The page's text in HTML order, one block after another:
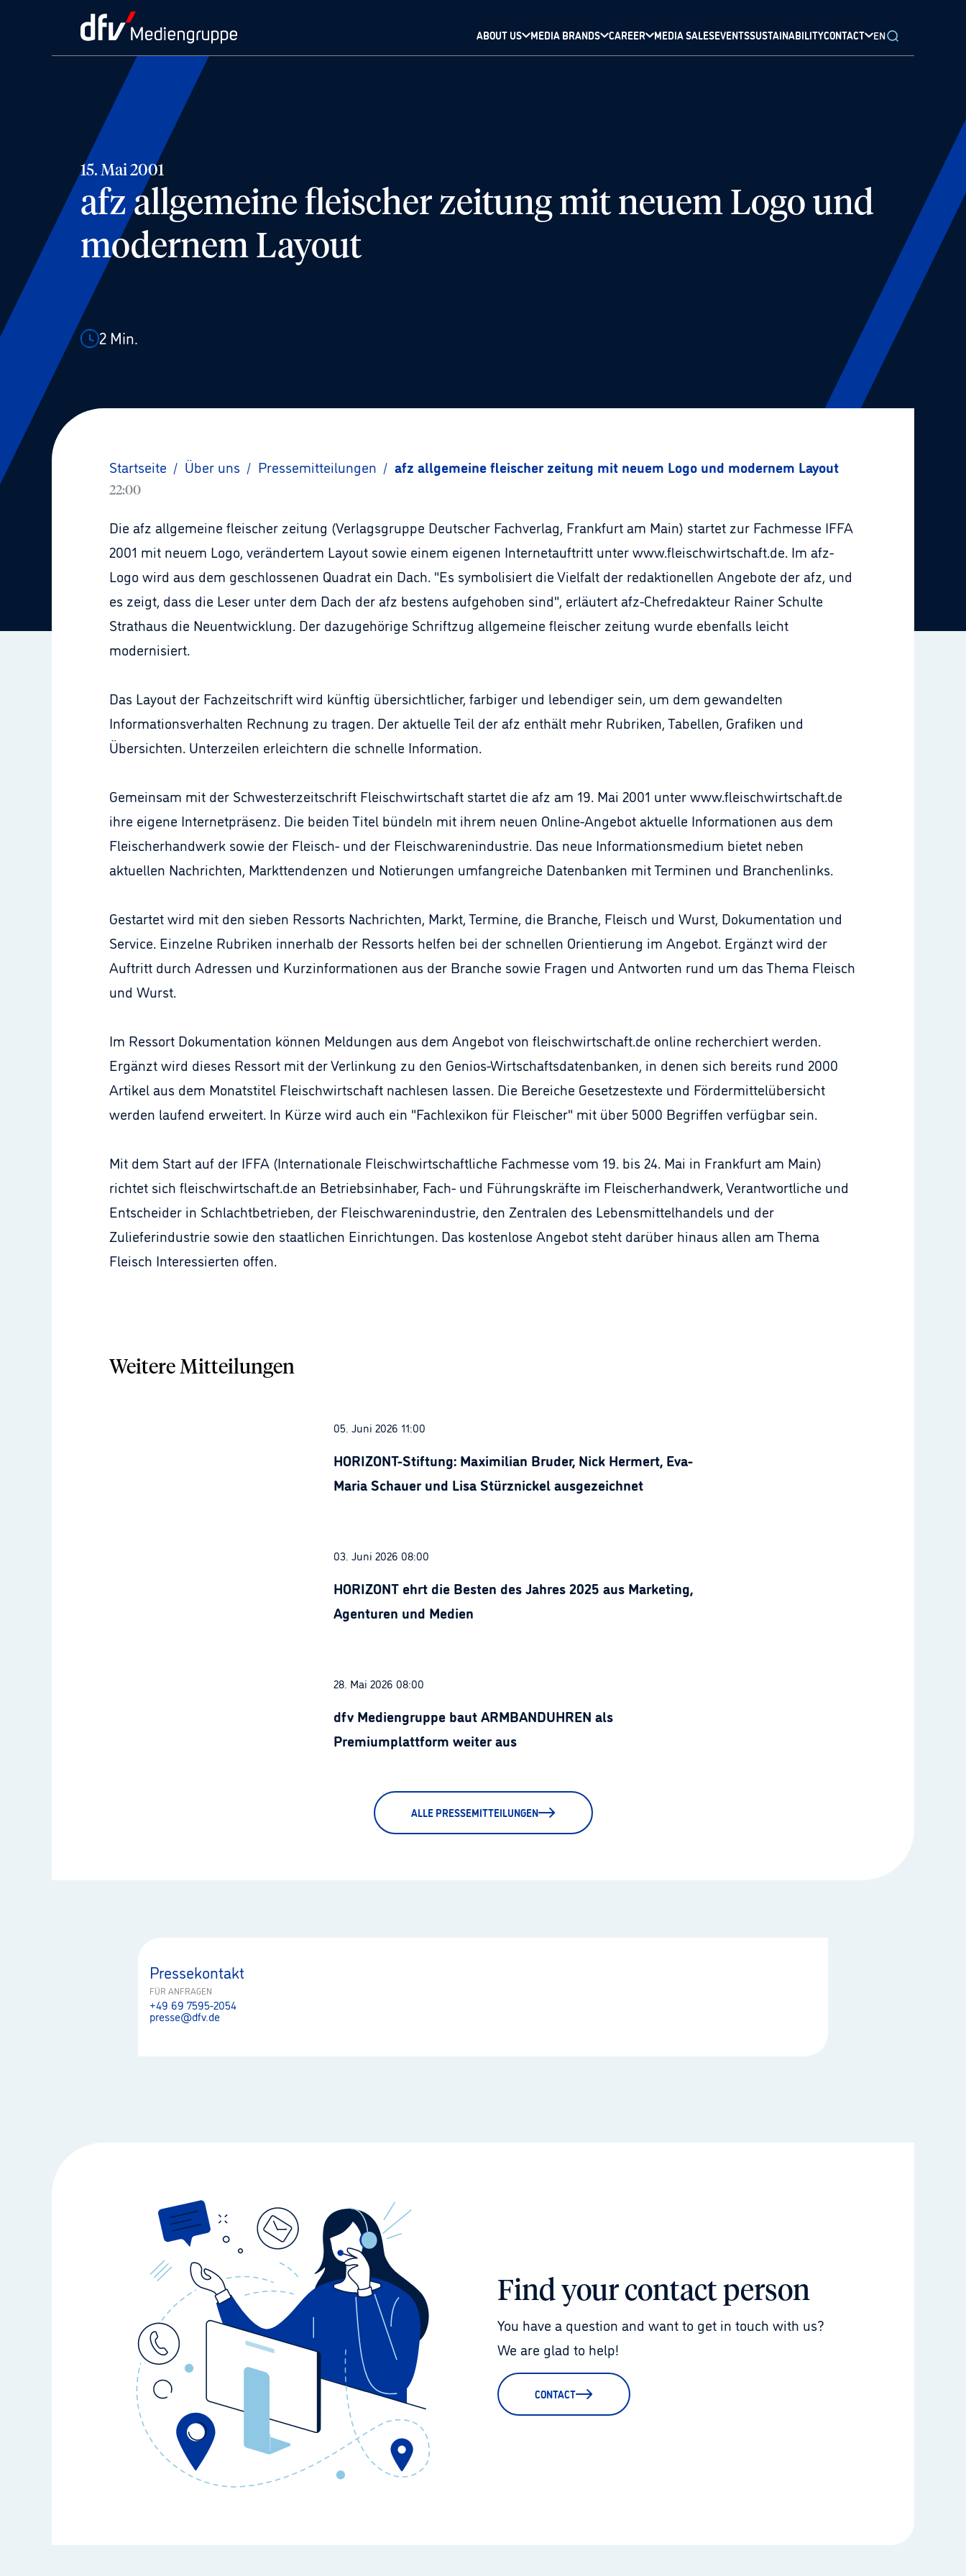
ABOUT US MEDIA BRANDS CAREER MEDIA SALESEVENTSSUSTAINABILITYCONTACT EN
15. Mai 2001
afz allgemeine fleischer zeitung mit neuem Logo und
modernem Layout
2 Min.
Startseite / Über uns / Pressemitteilungen / afz allgemeine fleischer zeitung mit neuem Logo und modernem Layout
22:00
Die afz allgemeine fleischer zeitung (Verlagsgruppe Deutscher Fachverlag, Frankfurt am Main) startet zur Fachmesse IFFA
2001 mit neuem Logo, verändertem Layout sowie einem eigenen Internetauftritt unter www.fleischwirtschaft.de. Im afz-
Logo wird aus dem geschlossenen Quadrat ein Dach. "Es symbolisiert die Vielfalt der redaktionellen Angebote der afz, und
es zeigt, dass die Leser unter dem Dach der afz bestens aufgehoben sind", erläutert afz-Chefredakteur Rainer Schulte
Strathaus die Neuentwicklung. Der dazugehörige Schriftzug allgemeine fleischer zeitung wurde ebenfalls leicht
modernisiert.
Das Layout der Fachzeitschrift wird künftig übersichtlicher, farbiger und lebendiger sein, um dem gewandelten
Informationsverhalten Rechnung zu tragen. Der aktuelle Teil der afz enthält mehr Rubriken, Tabellen, Grafiken und
Übersichten. Unterzeilen erleichtern die schnelle Information.
Gemeinsam mit der Schwesterzeitschrift Fleischwirtschaft startet die afz am 19. Mai 2001 unter www.fleischwirtschaft.de
ihre eigene Internetpräsenz. Die beiden Titel bündeln mit ihrem neuen Online-Angebot aktuelle Informationen aus dem
Fleischerhandwerk sowie der Fleisch- und der Fleischwarenindustrie. Das neue Informationsmedium bietet neben
aktuellen Nachrichten, Markttendenzen und Notierungen umfangreiche Datenbanken mit Terminen und Branchenlinks.
Gestartet wird mit den sieben Ressorts Nachrichten, Markt, Termine, die Branche, Fleisch und Wurst, Dokumentation und
Service. Einzelne Rubriken innerhalb der Ressorts helfen bei der schnellen Orientierung im Angebot. Ergänzt wird der
Auftritt durch Adressen und Kurzinformationen aus der Branche sowie Fragen und Antworten rund um das Thema Fleisch
und Wurst.
Im Ressort Dokumentation können Meldungen aus dem Angebot von fleischwirtschaft.de online recherchiert werden.
Ergänzt wird dieses Ressort mit der Verlinkung zu den Genios-Wirtschaftsdatenbanken, in denen sich bereits rund 2000
Artikel aus dem Monatstitel Fleischwirtschaft nachlesen lassen. Die Bereiche Gesetzestexte und Fördermittelübersicht
werden laufend erweitert. In Kürze wird auch ein "Fachlexikon für Fleischer" mit über 5000 Begriffen verfügbar sein.
Mit dem Start auf der IFFA (Internationale Fleischwirtschaftliche Fachmesse vom 19. bis 24. Mai in Frankfurt am Main)
richtet sich fleischwirtschaft.de an Betriebsinhaber, Fach- und Führungskräfte im Fleischerhandwerk, Verantwortliche und
Entscheider in Schlachtbetrieben, der Fleischwarenindustrie, den Zentralen des Lebensmittelhandels und der
Zulieferindustrie sowie den staatlichen Einrichtungen. Das kostenlose Angebot steht darüber hinaus allen am Thema
Fleisch Interessierten offen.
Weitere Mitteilungen
05. Juni 2026 11:00
HORIZONT-Stiftung: Maximilian Bruder, Nick Hermert, Eva-
Maria Schauer und Lisa Stürznickel ausgezeichnet
03. Juni 2026 08:00
HORIZONT ehrt die Besten des Jahres 2025 aus Marketing,
Agenturen und Medien
28. Mai 2026 08:00
dfv Mediengruppe baut ARMBANDUHREN als
Premiumplattform weiter aus
ALLE PRESSEMITTEILUNGEN
Pressekontakt
FÜR ANFRAGEN
+49 69 7595-2054
presse@dfv.de
Find your contact person
You have a question and want to get in touch with us?
We are glad to help!
CONTACT